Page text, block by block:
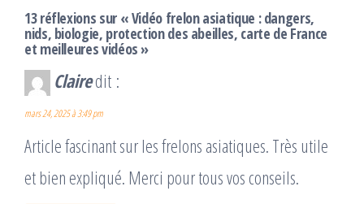
13 réflexions sur « Vidéo frelon asiatique : dangers,
nids, biologie, protection des abeilles, carte de France
et meilleures vidéos »
Clairedit :
mars 24, 2025 à 3:49 pm
Article fascinant sur les frelons asiatiques. Très utile
et bien expliqué. Merci pour tous vos conseils.